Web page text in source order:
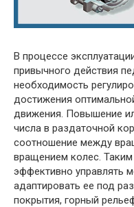
В процессе
привычного действия
необходимость
достижения
движения. Повышение
числа в раздаточной
соотношение между
вращением колес.
эффективно управлять
адаптировать ее под
покрытия, горный